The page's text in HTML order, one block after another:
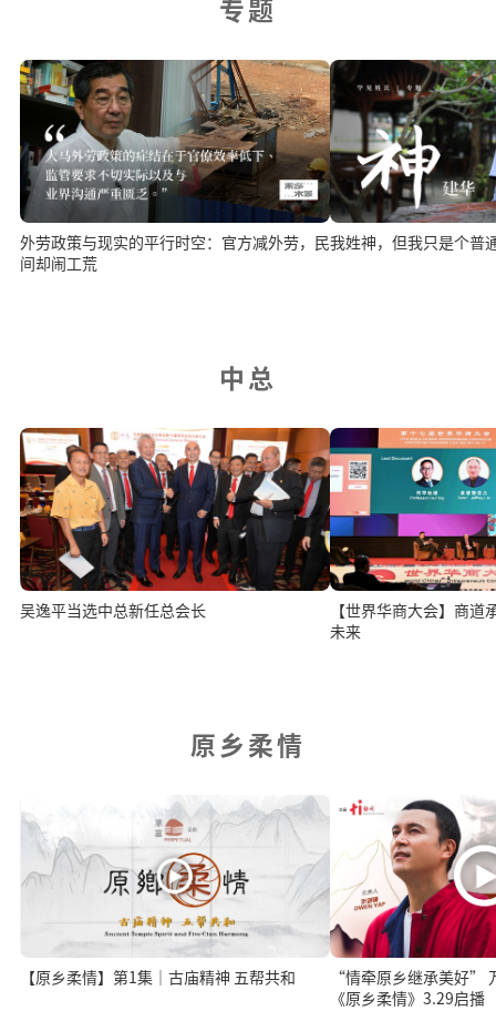
专题
外劳政策与现实的平行时空：官方减外劳，民
间却闹工荒
我姓神，但我只是个普
中总
吴逸平当选中总新任总会长
【世界华商大会】商
未来
原乡柔情
【原乡柔情】第1集｜古庙精神 五帮共和
“情牵原乡继承美好” 万富山庄赞助呈献
《原乡柔情》3.29启播